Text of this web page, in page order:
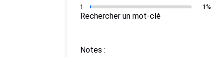
1
1%
Rechercher un mot-clé
Notes :